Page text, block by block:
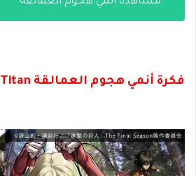
فكرة أنمي هجوم العمالقة Attack on Titan